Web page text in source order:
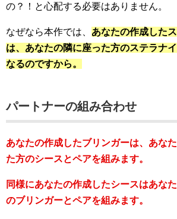
の？！と心配する必要はありません。
なぜなら本作では、 あなたの作成した
は、あなたの隣に座った方のステラナ
なるのですから。
パートナーの組み合わせ
あなたの作成したブリンガーは、あな
た方のシースとペアを組みます。
同様にあなたの作成したシースはあな
のブリンガーとペアを組みます。